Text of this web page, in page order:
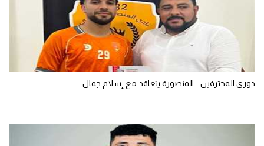
دوري المحترفين - المنصورة يتعاقد مع إسلام جمال